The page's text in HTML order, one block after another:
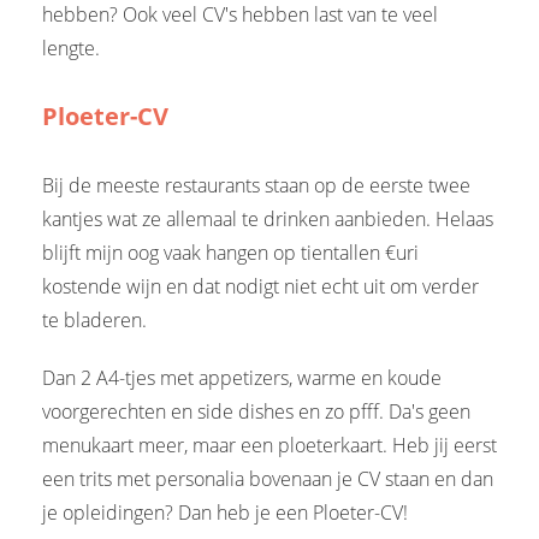
hebben? Ook veel CV's hebben last van te veel
lengte.
Ploeter-CV
Bij de meeste restaurants staan op de eerste twee
kantjes wat ze allemaal te drinken aanbieden. Helaas
blijft mijn oog vaak hangen op tientallen €uri
kostende wijn en dat nodigt niet echt uit om verder
te bladeren.
Dan 2 A4-tjes met appetizers, warme en koude
voorgerechten en side dishes en zo pfff. Da's geen
menukaart meer, maar een ploeterkaart. Heb jij eerst
een trits met personalia bovenaan je CV staan en dan
je opleidingen? Dan heb je een Ploeter-CV!